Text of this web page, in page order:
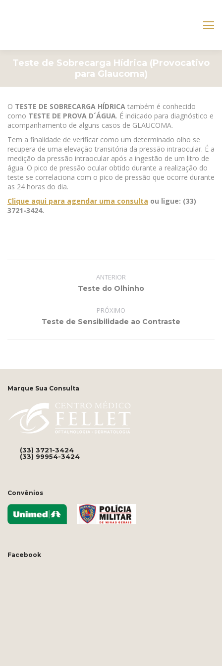
Teste de Sobrecarga Hídrica (Provocativo
para Glaucoma)
O TESTE DE SOBRECARGA HÍDRICA também é conhecido
como TESTE DE PROVA D´ÁGUA. É indicado para diagnóstico e
acompanhamento de alguns casos de GLAUCOMA.
Tem a finalidade de verificar como um determinado olho se
recupera de uma elevação transitória da pressão intraocular. É a
medição da pressão intraocular após a ingestão de um litro de
água. O pico de pressão ocular obtido durante a realização do
teste se correlaciona com o pico de pressão que ocorre durante
as 24 horas do dia.
Clique aqui para agendar uma consulta ou ligue: (33)
3721-3424.
ANTERIOR
Previous
Teste do Olhinho
PRÓXIMO
Next
Teste de Sensibilidade ao Contraste
Marque Sua Consulta
(33) 3721-3424
(33) 99954-3424
Convênios
Facebook